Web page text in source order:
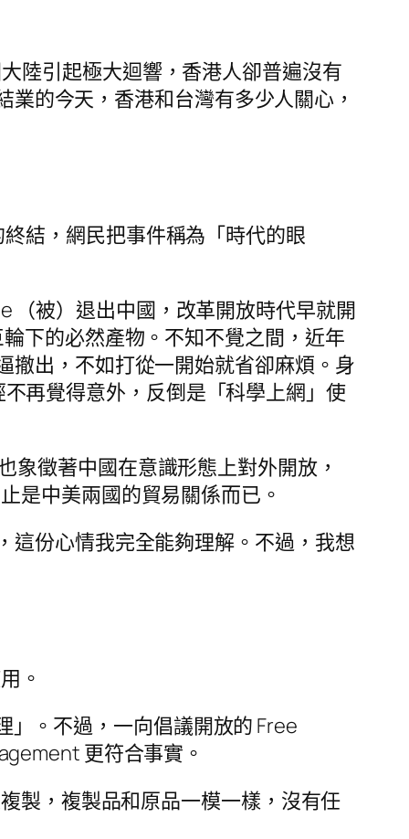
陸引起極大迴響，香港人卻普遍沒有
的今天，香港和台灣有多少人關心，
結，網民把事件稱為「時代的眼
（被）退出中國，改革開放時代早就開
下的必然產物。不知不覺之間，近年
撤出，不如打從一開始就省卻麻煩。身
再覺得意外，反倒是「科學上網」使
象徵著中國在意識形態上對外開放，
是中美兩國的貿易關係而已。
這份心情我完全能夠理解。不過，我想
。
」。不過，一向倡議開放的 Free
更符合事實。
製，複製品和原品一模一樣，沒有任